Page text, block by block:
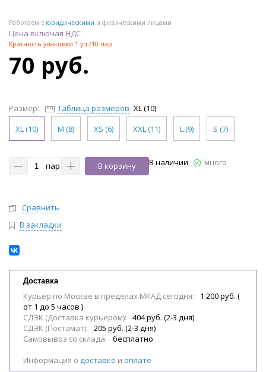
Работаем с юридическими и физическими лицами
Цена включая НДС
Кратность упаковки 1 уп./10 пар
70 руб.
Размер: Таблица размеров XL (10)
XL (10)
M (8) XS (6) XXL (11) L (9) S (7)
пар В корзину В наличии много
Сравнить
В закладки
Доставка
Курьер по Москве в пределах МКАД сегодня:
1 200 руб. (
от 1 до 5 часов )
СДЭК (Доставка курьером):
404 руб. (2-3 дня)
СДЭК (Постамат):
205 руб. (2-3 дня)
Самовывоз со склада:
бесплатно
Информация о доставке и оплате